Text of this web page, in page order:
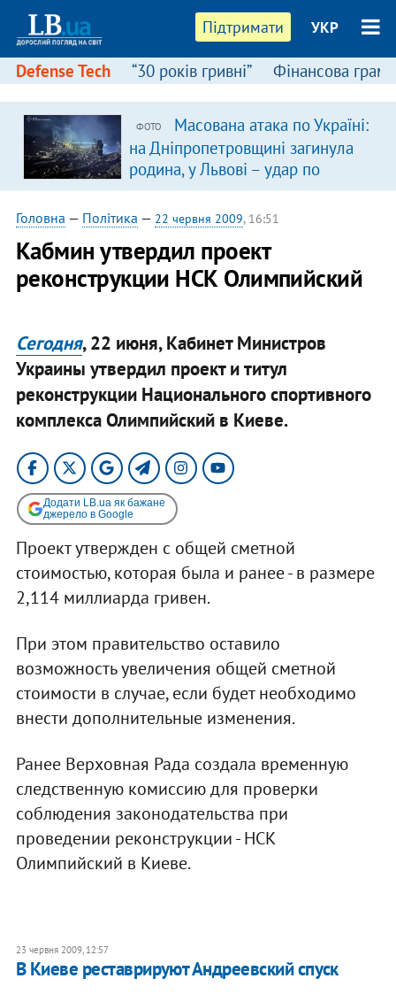
Підтримати УКР
Defense Tech “30 років гривні” Фінансова
ФОТО
Масована атака по Україні:
на Дніпропетровщині загинула
родина, у Львові – удар по
багатоповерхівках
(доповнюється)
Головна — Політика — 22 червня 2009, 16:51
Кабмин утвердил проект
реконструкции НСК Олимпийский
Сегодня, 22 июня, Кабинет Министров
Украины утвердил проект и титул
реконструкции Национального спортивного
комплекса Олимпийский в Киеве.
Додати LB.ua як бажане
джерело в Google
Проект утвержден с общей сметной
стоимостью, которая была и ранее - в размере
2,114 миллиарда гривен.
При этом правительство оставило
возможность увеличения общей сметной
стоимости в случае, если будет необходимо
внести дополнительные изменения.
Ранее Верховная Рада создала временную
следственную комиссию для проверки
соблюдения законодательства при
проведении реконструкции - НСК
Олимпийский в Киеве.
23 червня 2009, 12:57
В Киеве реставрируют Андреевский спуск